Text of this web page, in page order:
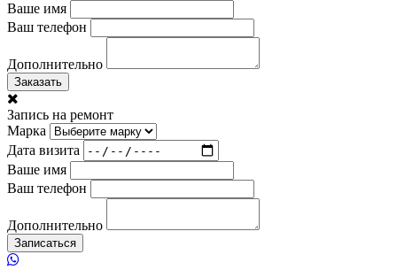
Ваше имя
Ваш телефон
Дополнительно
Заказать
Запись на ремонт
Марка
Дата визита
Ваше имя
Ваш телефон
Дополнительно
Записаться